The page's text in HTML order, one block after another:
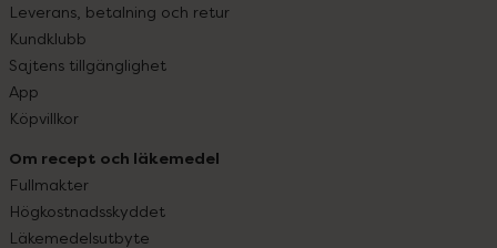
Leverans, betalning och retur
Kundklubb
Sajtens tillgänglighet
App
Köpvillkor
Om recept och läkemedel
Fullmakter
Högkostnadsskyddet
Läkemedelsutbyte